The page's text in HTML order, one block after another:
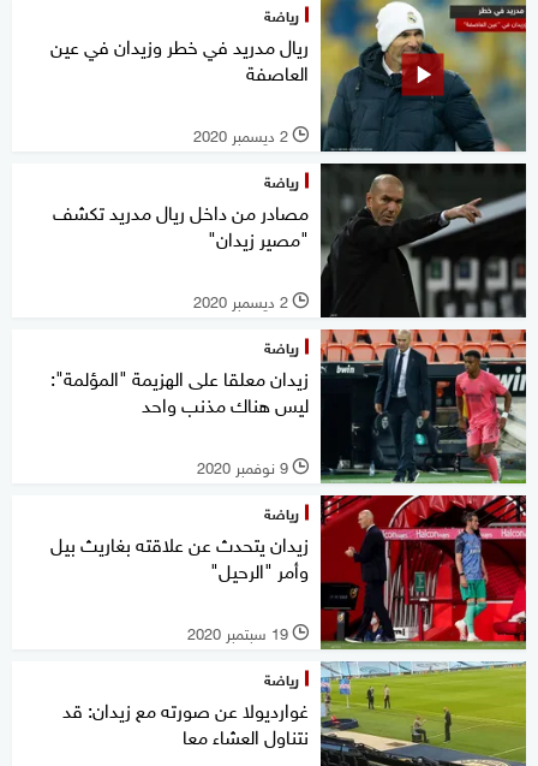
رياضة
ريال مدريد في خطر وزيدان في عين
العاصفة
l 2 ديسمبر 2020
رياضة
مصادر من داخل ريال مدريد تكشف
"مصير زيدان"
l 2 ديسمبر 2020
رياضة
زيدان معلقا على الهزيمة "المؤلمة":
ليس هناك مذنب واحد
l 9 نوفمبر 2020
رياضة
زيدان يتحدث عن علاقته بغاريث بيل
وأمر "الرحيل"
l 19 سبتمبر 2020
رياضة
غوارديولا عن صورته مع زيدان: قد
نتناول العشاء معا